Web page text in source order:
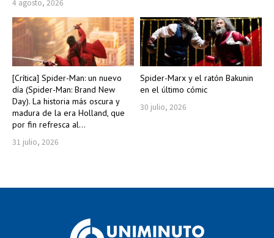
4 agosto, 2026
[Crítica] Spider-Man: un nuevo
día (Spider-Man: Brand New
Day). La historia más oscura y
madura de la era Holland, que
por fin refresca al...
31 julio, 2026
Spider-Marx y el ratón Bakunin
en el último cómic
30 julio, 2026